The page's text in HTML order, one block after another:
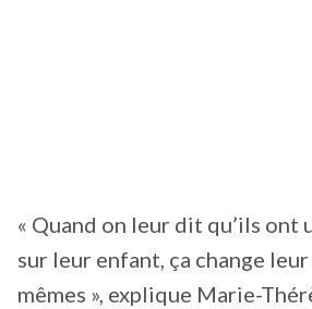
« Quand on leur dit qu’ils ont
sur leur enfant, ça change
mêmes », explique Marie-